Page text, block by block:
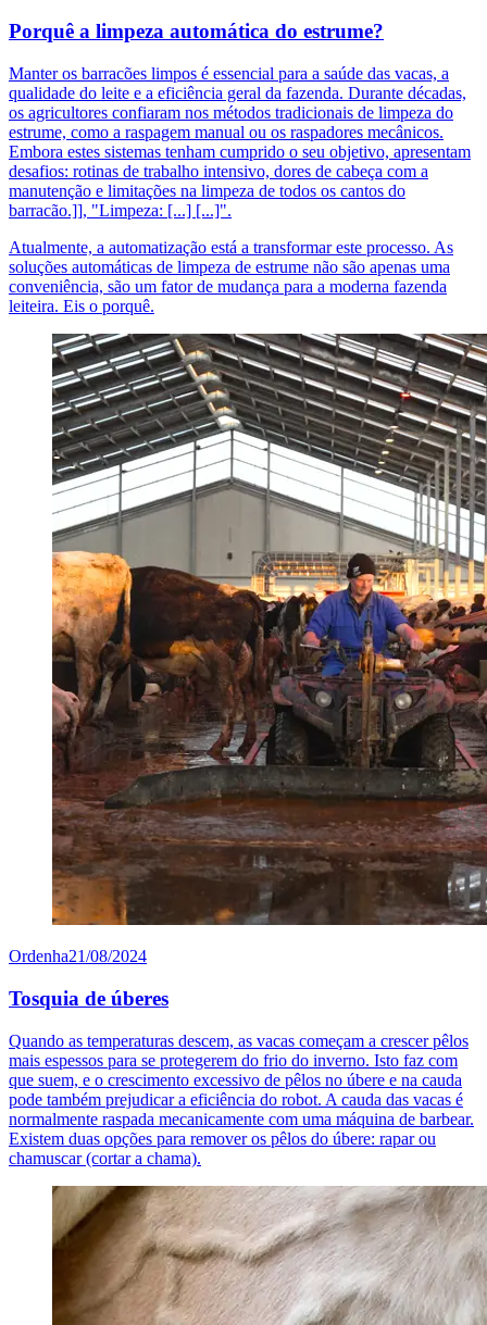
Porquê a limpeza automática do estrume?
Manter os barracões limpos é essencial para a saúde das vacas, a
qualidade do leite e a eficiência geral da fazenda. Durante décadas,
os agricultores confiaram nos métodos tradicionais de limpeza do
estrume, como a raspagem manual ou os raspadores mecânicos.
Embora estes sistemas tenham cumprido o seu objetivo, apresentam
desafios: rotinas de trabalho intensivo, dores de cabeça com a
manutenção e limitações na limpeza de todos os cantos do
barracão.]], "Limpeza: [...] [...]".
Atualmente, a automatização está a transformar este processo. As
soluções automáticas de limpeza de estrume não são apenas uma
conveniência, são um fator de mudança para a moderna fazenda
leiteira. Eis o porquê.
Ordenha21/08/2024
Tosquia de úberes
Quando as temperaturas descem, as vacas começam a crescer pêlos
mais espessos para se protegerem do frio do inverno. Isto faz com
que suem, e o crescimento excessivo de pêlos no úbere e na cauda
pode também prejudicar a eficiência do robot. A cauda das vacas é
normalmente raspada mecanicamente com uma máquina de barbear.
Existem duas opções para remover os pêlos do úbere: rapar ou
chamuscar (cortar a chama).